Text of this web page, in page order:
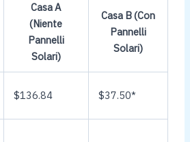
Casa A
(Niente
Pannelli
Solari)
Casa B (Con
Pannelli
Solari)
$136.84 $37.50*